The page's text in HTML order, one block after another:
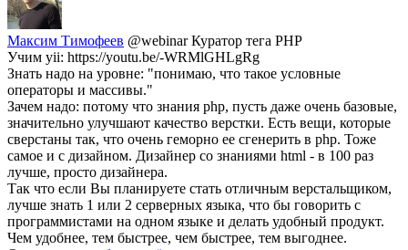
Максим Тимофеев @webinarКуратор тега PHP
Учим yii: https://youtu.be/-WRMlGHLgRg
Знать надо на уровне: "понимаю, что такое условные
операторы и массивы."
Зачем надо: потому что знания php, пусть даже очень базовые,
значительно улучшают качество верстки. Есть вещи, которые
сверстаны так, что очень геморно ее сгенерить в php. Тоже
самое и с дизайном. Дизайнер со знаниями html - в 100 раз
лучше, просто дизайнера.
Так что если Вы планируете стать отличным верстальщиком,
лучше знать 1 или 2 серверных языка, что бы говорить с
программистами на одном языке и делать удобный продукт.
Чем удобнее, тем быстрее, чем быстрее, тем выгоднее.